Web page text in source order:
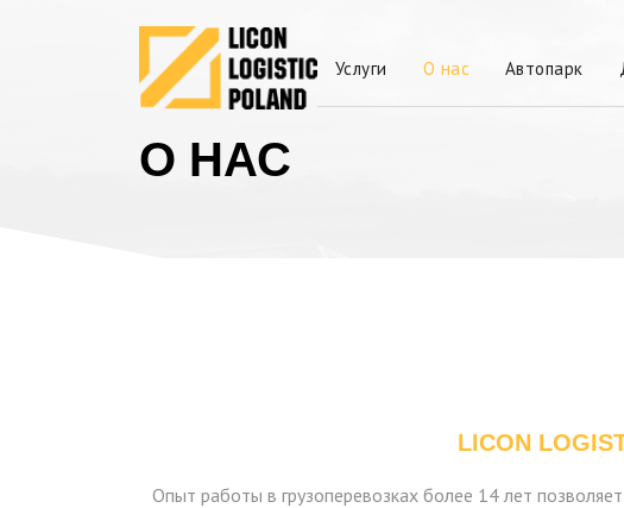
Услуги О нас Автопарк
О НАС
LICON
Опыт работы в грузоперевозках более 14 лет